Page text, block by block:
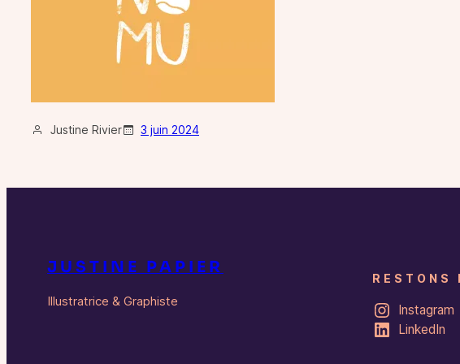
Justine Rivier 3 juin 2024
JUSTINE PAPIER
Illustratrice & Graphiste
RESTONS
Instagram
LinkedIn